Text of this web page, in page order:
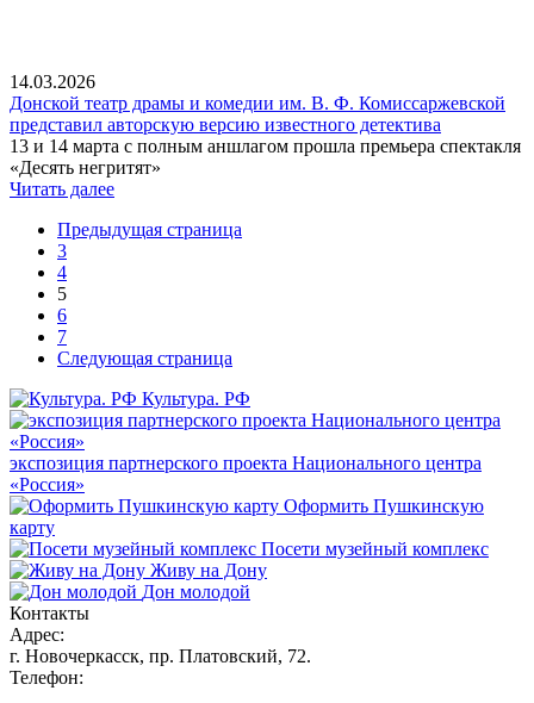
14.03.2026
Донской театр драмы и комедии им. В. Ф. Комиссаржевской
представил авторскую версию известного детектива
13 и 14 марта с полным аншлагом прошла премьера спектакля
«Десять негритят»
Читать далее
Предыдущая страница
3
4
5
6
7
Следующая страница
Культура. РФ
экспозиция партнерского проекта Национального центра
«Россия»
Оформить Пушкинскую
карту
Посети музейный комплекс
Живу на Дону
Дон молодой
Контакты
Адрес:
г. Новочеркасск, пр. Платовский, 72.
Телефон: